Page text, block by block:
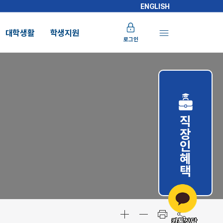
ENGLISH
대학생활 학생지원
로그인
직장인혜택
카톡상담